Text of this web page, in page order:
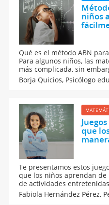
niños
Qué es el método ABN
Para algunos niños, las
más complicada, sin
intentan hacerlo más
método ABN para que los
Borja Quicios, Psicólogo
que
Te presentamos estos
que los niños aprendan
de actividades
restas, multiplicaciones y
que refuerzan el
Fabiola Hernández Pérez,